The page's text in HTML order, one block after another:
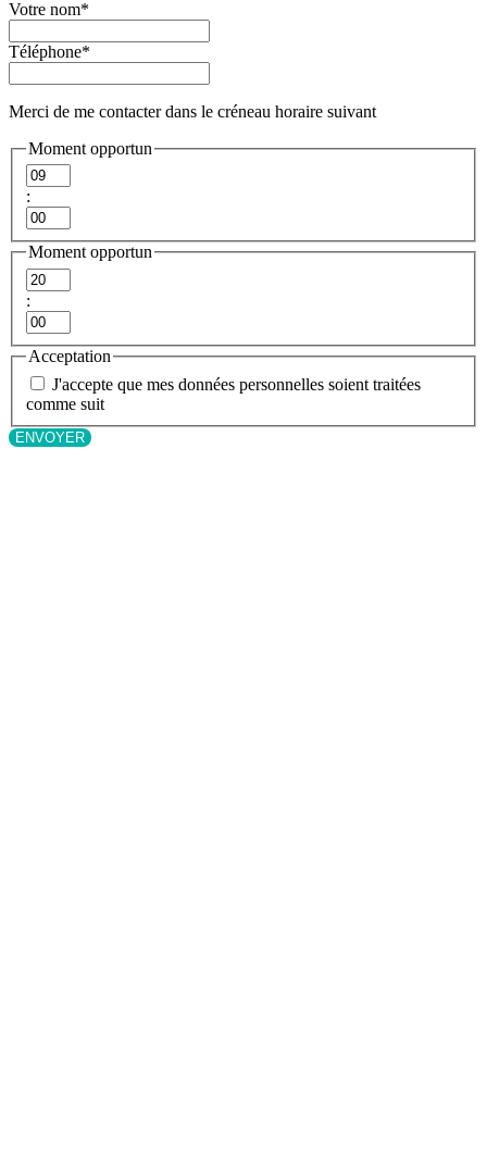
Votre nom*
Téléphone*
Merci de me contacter dans le créneau horaire suivant
Moment opportun
Heures
:
Minutes
Moment opportun
Heures
:
Minutes
Acceptation
J'accepte que mes données personnelles soient traitées
comme suit